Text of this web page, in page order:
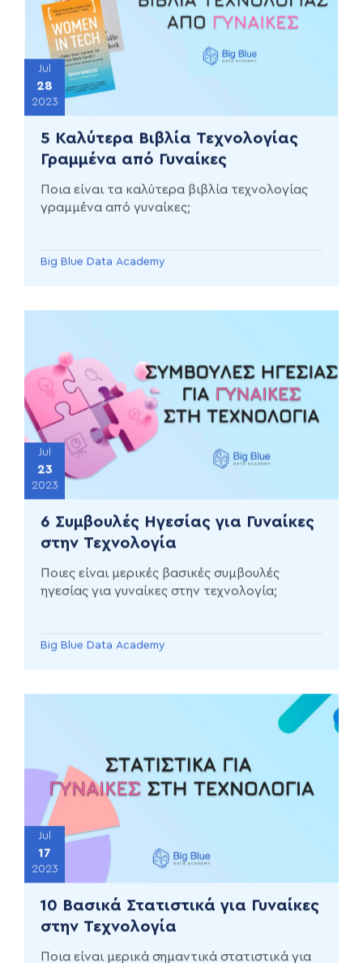
Jul
28
2023
5 Καλύτερα Βιβλία Τεχνολογίας
Γραμμένα από Γυναίκες
Ποια είναι τα καλύτερα βιβλία τεχνολογίας
γραμμένα από γυναίκες;
Big Blue Data Academy
Jul
23
2023
6 Συμβουλές Ηγεσίας για Γυναίκες
στην Τεχνολογία
Ποιες είναι μερικές βασικές συμβουλές
ηγεσίας για γυναίκες στην τεχνολογία;
Big Blue Data Academy
Jul
17
2023
10 Βασικά Στατιστικά για Γυναίκες
στην Τεχνολογία
Ποια είναι μερικά σημαντικά στατιστικά για